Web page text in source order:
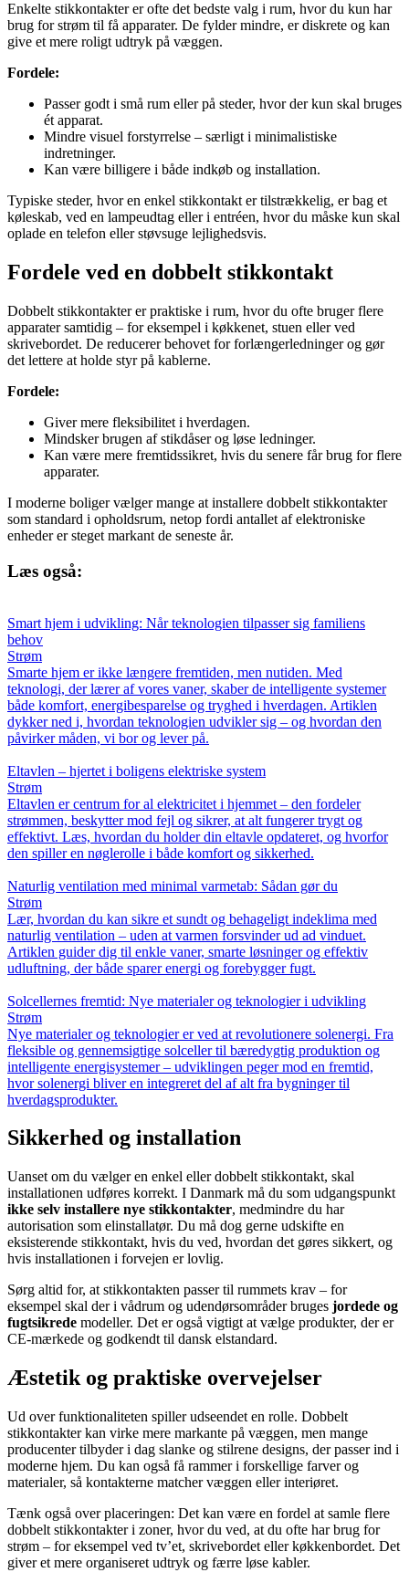
Enkelte stikkontakter er ofte det bedste valg i rum, hvor du kun har
brug for strøm til få apparater. De fylder mindre, er diskrete og kan
give et mere roligt udtryk på væggen.
Fordele:
Passer godt i små rum eller på steder, hvor der kun skal bruges
ét apparat.
Mindre visuel forstyrrelse – særligt i minimalistiske
indretninger.
Kan være billigere i både indkøb og installation.
Typiske steder, hvor en enkel stikkontakt er tilstrækkelig, er bag et
køleskab, ved en lampeudtag eller i entréen, hvor du måske kun skal
oplade en telefon eller støvsuge lejlighedsvis.
Fordele ved en dobbelt stikkontakt
Dobbelt stikkontakter er praktiske i rum, hvor du ofte bruger flere
apparater samtidig – for eksempel i køkkenet, stuen eller ved
skrivebordet. De reducerer behovet for forlængerledninger og gør
det lettere at holde styr på kablerne.
Fordele:
Giver mere fleksibilitet i hverdagen.
Mindsker brugen af stikdåser og løse ledninger.
Kan være mere fremtidssikret, hvis du senere får brug for flere
apparater.
I moderne boliger vælger mange at installere dobbelt stikkontakter
som standard i opholdsrum, netop fordi antallet af elektroniske
enheder er steget markant de seneste år.
Læs også:
Smart hjem i udvikling: Når teknologien tilpasser sig familiens
behov
Strøm
Smarte hjem er ikke længere fremtiden, men nutiden. Med
teknologi, der lærer af vores vaner, skaber de intelligente systemer
både komfort, energibesparelse og tryghed i hverdagen. Artiklen
dykker ned i, hvordan teknologien udvikler sig – og hvordan den
påvirker måden, vi bor og lever på.
Eltavlen – hjertet i boligens elektriske system
Strøm
Eltavlen er centrum for al elektricitet i hjemmet – den fordeler
strømmen, beskytter mod fejl og sikrer, at alt fungerer trygt og
effektivt. Læs, hvordan du holder din eltavle opdateret, og hvorfor
den spiller en nøglerolle i både komfort og sikkerhed.
Naturlig ventilation med minimal varmetab: Sådan gør du
Strøm
Lær, hvordan du kan sikre et sundt og behageligt indeklima med
naturlig ventilation – uden at varmen forsvinder ud ad vinduet.
Artiklen guider dig til enkle vaner, smarte løsninger og effektiv
udluftning, der både sparer energi og forebygger fugt.
Solcellernes fremtid: Nye materialer og teknologier i udvikling
Strøm
Nye materialer og teknologier er ved at revolutionere solenergi. Fra
fleksible og gennemsigtige solceller til bæredygtig produktion og
intelligente energisystemer – udviklingen peger mod en fremtid,
hvor solenergi bliver en integreret del af alt fra bygninger til
hverdagsprodukter.
Sikkerhed og installation
Uanset om du vælger en enkel eller dobbelt stikkontakt, skal
installationen udføres korrekt. I Danmark må du som udgangspunkt
ikke selv installere nye stikkontakter, medmindre du har
autorisation som elinstallatør. Du må dog gerne udskifte en
eksisterende stikkontakt, hvis du ved, hvordan det gøres sikkert, og
hvis installationen i forvejen er lovlig.
Sørg altid for, at stikkontakten passer til rummets krav – for
eksempel skal der i vådrum og udendørsområder bruges jordede og
fugtsikrede modeller. Det er også vigtigt at vælge produkter, der er
CE-mærkede og godkendt til dansk elstandard.
Æstetik og praktiske overvejelser
Ud over funktionaliteten spiller udseendet en rolle. Dobbelt
stikkontakter kan virke mere markante på væggen, men mange
producenter tilbyder i dag slanke og stilrene designs, der passer ind i
moderne hjem. Du kan også få rammer i forskellige farver og
materialer, så kontakterne matcher væggen eller interiøret.
Tænk også over placeringen: Det kan være en fordel at samle flere
dobbelt stikkontakter i zoner, hvor du ved, at du ofte har brug for
strøm – for eksempel ved tv’et, skrivebordet eller køkkenbordet. Det
giver et mere organiseret udtryk og færre løse kabler.